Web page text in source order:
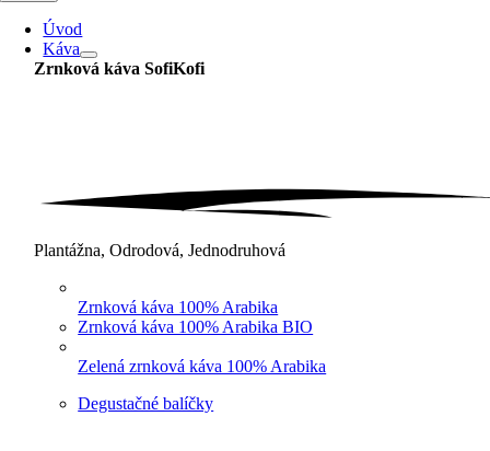
Úvod
Káva
Zrnková káva SofiKofi
Plantážna, Odrodová, Jednodruhová
Zrnková káva 100% Arabika
Zrnková káva 100% Arabika BIO
Zelená zrnková káva 100% Arabika
Degustačné balíčky